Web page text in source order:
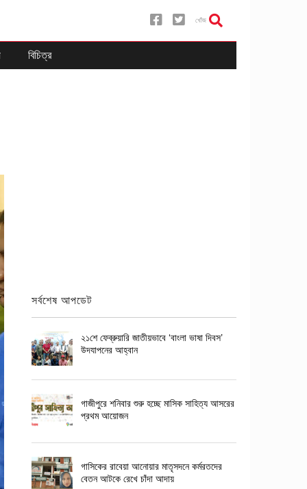
খোঁজ
বিচিত্র
সর্বশেষ আপডেট
২১শে ফেব্রুয়ারি জাতীয়ভাবে ‘বাংলা ভাষা দিবস’
উদযাপনের আহ্বান
গাজীপুরে শনিবার শুরু হচ্ছে মাসিক সাহিত্য আসরের
প্রথম আয়োজন
গাসিকের রাবেয়া আনোয়ার মাতৃসদনে কর্মরতদের
বেতন আটকে রেখে চাঁদা আদায়